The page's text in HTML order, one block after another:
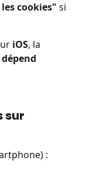
cookies" si
iOS, la
sur
: